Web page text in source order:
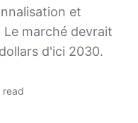
et
marché devrait
d'ici 2030.
read